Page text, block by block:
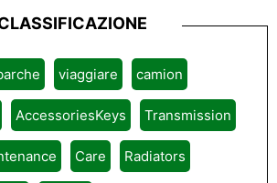
viaggiare camion
AccessoriesKeys Transmission
Care Radiators